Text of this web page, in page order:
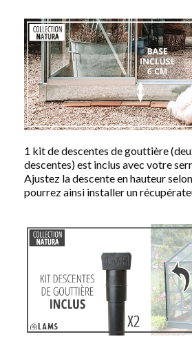
1 kit de descentes de gouttière
descentes) est inclus avec votre
Ajustez la descente en hauteur
pourrez ainsi installer un